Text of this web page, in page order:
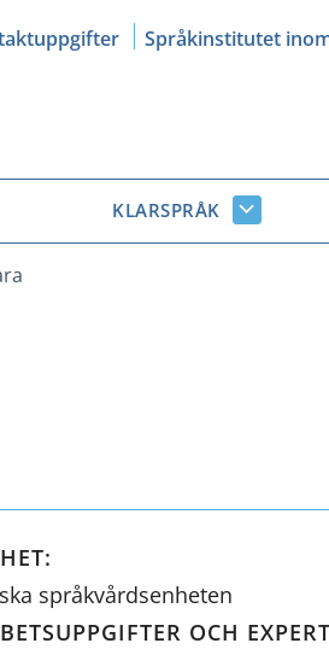
Språkinstitutet
KLARSPRÅK
:
språkvårdsenheten
OCH